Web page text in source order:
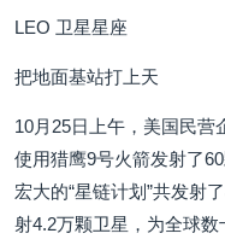
LEO 卫星星座
把地面基站打上天
10月25日上午，美国民营
使用猎鹰9号火箭发射了
宏大的“星链计划”共发射
射4.2万颗卫星，为全球